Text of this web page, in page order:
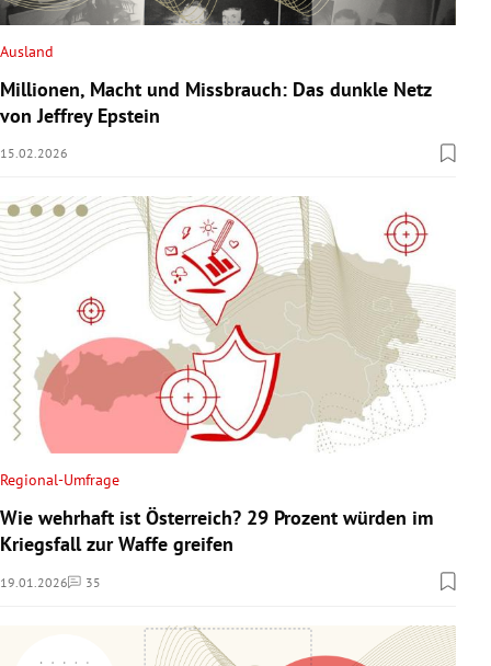
Ausland
Millionen, Macht und Missbrauch: Das dunkle Netz
von Jeffrey Epstein
15.02.2026
Regional-Umfrage
Wie wehrhaft ist Österreich? 29 Prozent würden im
Kriegsfall zur Waffe greifen
19.01.2026 35
Kommentare